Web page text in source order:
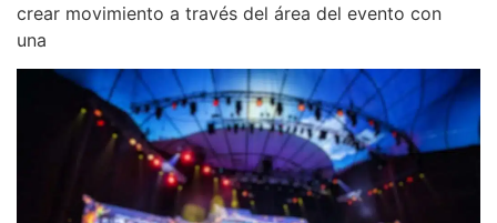
crear movimiento a través del área del evento con
una